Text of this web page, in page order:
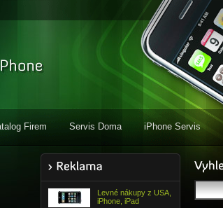
Firem Servis Doma iPhone Servis
Levné nákupy z USA,
iPhone, iPad